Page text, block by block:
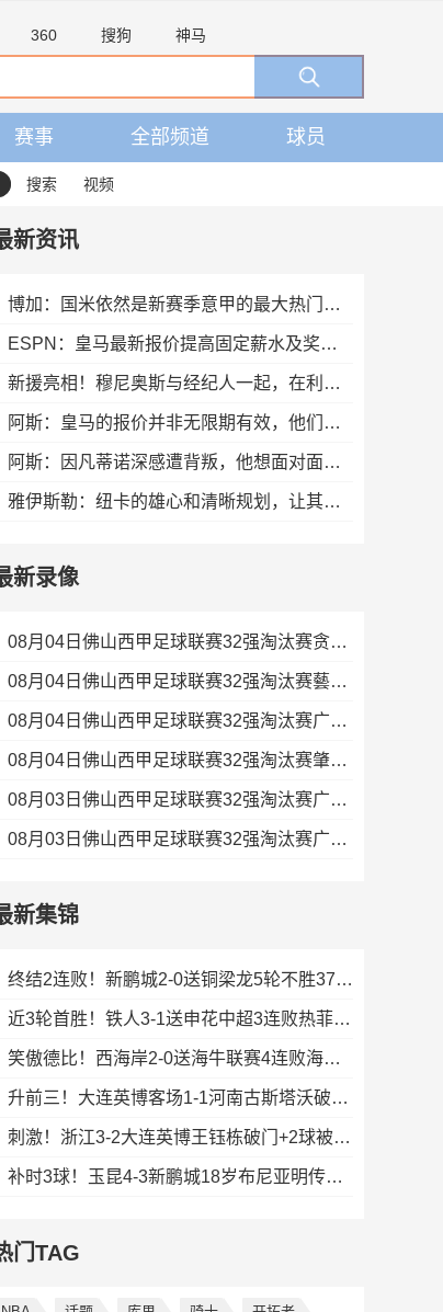
360 搜狗 神马
赛事 全部频道 球员
搜索 视频
新资讯
博加：国米依然是新赛季意甲的最大热门，他们是卫冕冠军
ESPN：皇马最新报价提高固定薪水及奖金，维尼修斯肖像权仍有分歧
新援亮相！穆尼奥斯与经纪人一起，在利物浦训练中心拍下合影
阿斯：皇马的报价并非无限期有效，他们希望维尼修斯迅速回应
阿斯：因凡蒂诺深感遭背叛，他想面对面听听核心人物真实想法
雅伊斯勒：纽卡的雄心和清晰规划，让其成为极具吸引力的执教胜地
新录像
08月04日佛山西甲足球联赛32强淘汰赛贪玩游戏VS美的薪火全场录像
08月04日佛山西甲足球联赛32强淘汰赛藝品高國際VS湛江狂狼·粵辉能源全场录像
08月04日佛山西甲足球联赛32强淘汰赛广东西南建设VS香港圣徒全场录像
08月04日佛山西甲足球联赛32强淘汰赛肇庆恒骏成VS三七互娱全场录像
08月03日佛山西甲足球联赛32强淘汰赛广东客家青年VS广州英华思力U17全场录像
08月03日佛山西甲足球联赛32强淘汰赛广东凤铝VS湛江八部科技全场录像
新集锦
终结2连败！新鹏城2-0送铜梁龙5轮不胜37岁姜至鹏破门韦斯利建功
近3轮首胜！铁人3-1送申花中超3连败热菲尼奥双响邦本宜裕传射
笑傲德比！西海岸2-0送海牛联赛4连败海牛仍垫底西海岸升至第二
升前三！大连英博客场1-1河南古斯塔沃破门19岁杨铭锐替补扳平
刺激！浙江3-2大连英博王钰栋破门+2球被吹毛伟杰世界波难救主
补时3球！玉昆4-3新鹏城18岁布尼亚明传射侯永永乌龙卡约绝杀
门TAG